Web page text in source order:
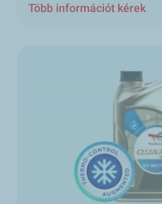
Több információt kérek